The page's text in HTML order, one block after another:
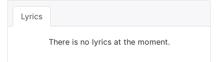
Lyrics
There is no lyrics at the moment.